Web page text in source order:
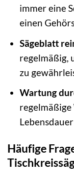
immer eine
einen
Sägeblatt
regelmäßig,
zu
Wartung
Häufige